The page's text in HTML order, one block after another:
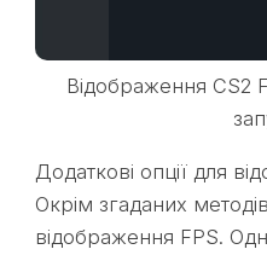
Відображення CS2
Додаткові опції для
Окрім згаданих
відображення FPS.